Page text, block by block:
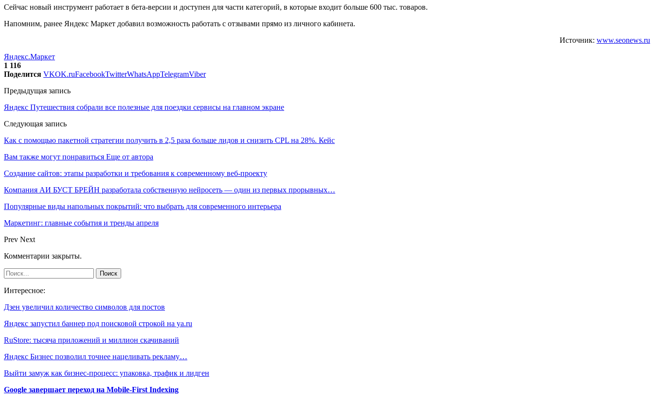
Сейчас новый инструмент работает в бета-версии и доступен для части категорий, в которые входит больше 600 тыс. товаров.
Напомним, ранее Яндекс Маркет добавил возможность работать с отзывами прямо из личного кабинета.
Источник: www.seonews.ru
Яндекс.Маркет
1 116
Поделится VKOK.ruFacebookTwitterWhatsAppTelegramViber
Предыдущая запись
Яндекс Путешествия собрали все полезные для поездки сервисы на главном экране
Следующая запись
Как с помощью пакетной стратегии получить в 2,5 раза больше лидов и снизить CPL на 28%. Кейс
Вам также могут понравиться Еще от автора
Создание сайтов: этапы разработки и требования к современному веб-проекту
Компания АИ БУСТ БРЕЙН разработала собственную нейросеть — один из первых прорывных…
Популярные виды напольных покрытий: что выбрать для современного интерьера
Маркетинг: главные события и тренды апреля
Prev Next
Комментарии закрыты.
Интересное:
Дзен увеличил количество символов для постов
Яндекс запустил баннер под поисковой строкой на ya.ru
RuStore: тысяча приложений и миллион скачиваний
Яндекс Бизнес позволил точнее нацеливать рекламу…
Выйти замуж как бизнес-процесс: упаковка, трафик и лидген
Google завершает переход на Mobile-First Indexing